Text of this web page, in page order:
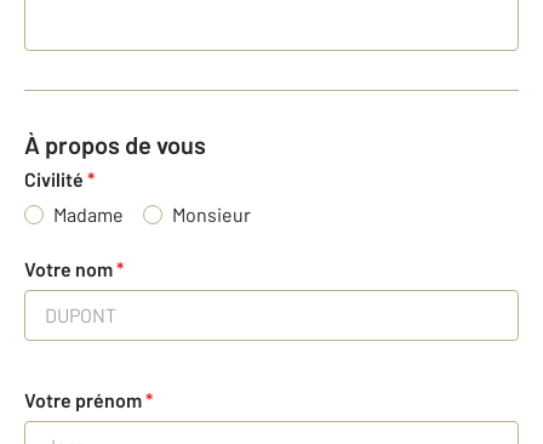
À propos de vous
Civilité *
Madame
Monsieur
Votre nom*
Votre prénom*